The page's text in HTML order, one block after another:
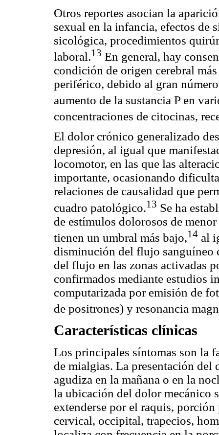
Otros reportes asocian la
sexual en la infancia, efectos de
sicológica, procedimientos
laboral.13 En general, hay
condición de origen cerebral
periférico, debido al gran
aumento de la sustancia P en
concentraciones de citocinas,
El dolor crónico generalizado
depresión, al igual que
locomotor, en las que las
importante, ocasionando
relaciones de causalidad que
cuadro patológico.13 Se ha
de estímulos dolorosos de
tienen un umbral más bajo,14 al
disminución del flujo sanguíneo
del flujo en las zonas activadas
confirmados mediante estudios
computarizada por emisión de
de positrones) y resonancia
Características clínicas
Los principales síntomas son la
de mialgias. La presentación del
agudiza en la mañana o en la
la ubicación del dolor mecánico
extenderse por el raquis,
cervical, occipital, trapecios,